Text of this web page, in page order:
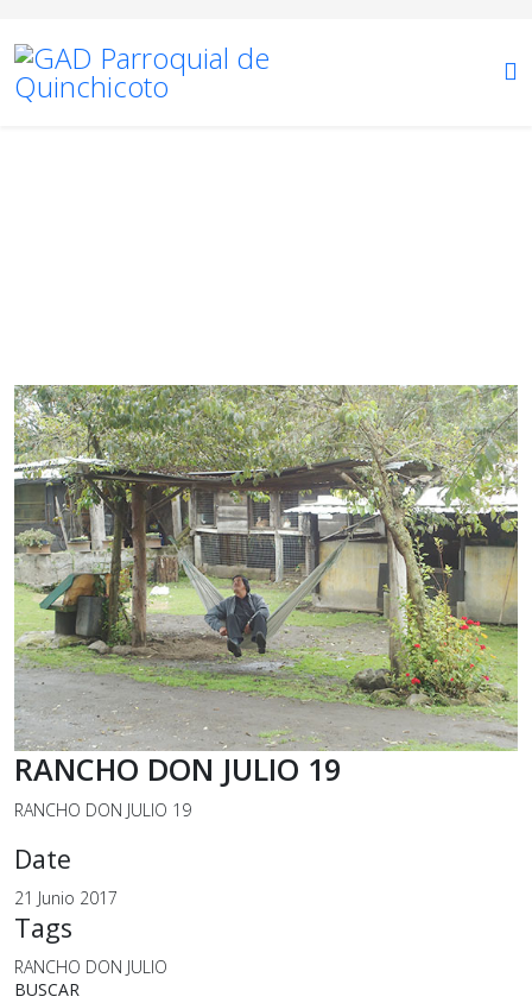
RANCHO DON JULIO 19
RANCHO DON JULIO 19
Date
21 Junio 2017
Tags
RANCHO DON JULIO
BUSCAR